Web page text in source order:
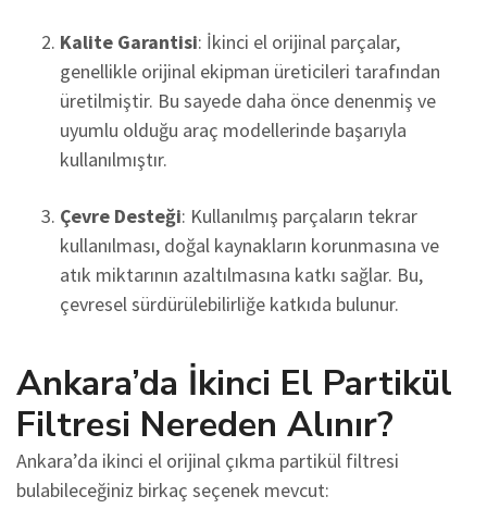
Kalite Garantisi: İkinci el orijinal parçalar,
genellikle orijinal ekipman üreticileri tarafından
üretilmiştir. Bu sayede daha önce denenmiş ve
uyumlu olduğu araç modellerinde başarıyla
kullanılmıştır.
Çevre Desteği: Kullanılmış parçaların tekrar
kullanılması, doğal kaynakların korunmasına ve
atık miktarının azaltılmasına katkı sağlar. Bu,
çevresel sürdürülebilirliğe katkıda bulunur.
Ankara’da İkinci El Partikül
Filtresi Nereden Alınır?
Ankara’da ikinci el orijinal çıkma partikül filtresi
bulabileceğiniz birkaç seçenek mevcut: